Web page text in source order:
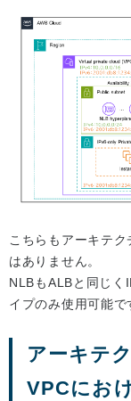
こちらもアーキテ
はありません。
NLBもALBと同じく
イプのみ使用可能で
アーキテ
VPCにお